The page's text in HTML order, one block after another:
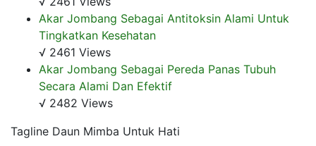
Akar Jombang Sebagai Antitoksin Alami Untuk
Tingkatkan Kesehatan
√ 2461 Views
Akar Jombang Sebagai Pereda Panas Tubuh
Secara Alami Dan Efektif
√ 2482 Views
Tagline Daun Mimba Untuk Hati